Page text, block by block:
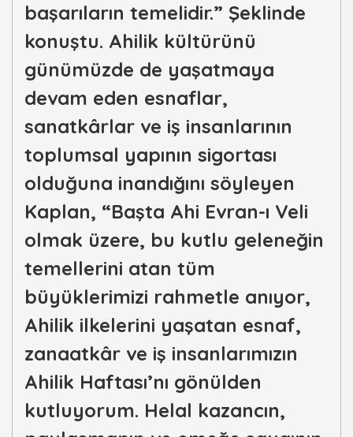
başarıların temelidir.” Şeklinde
konuştu. Ahilik kültürünü
günümüzde de yaşatmaya
devam eden esnaflar,
sanatkârlar ve iş insanlarının
toplumsal yapının sigortası
olduğuna inandığını söyleyen
Kaplan, “Başta Ahi Evran-ı Veli
olmak üzere, bu kutlu geleneğin
temellerini atan tüm
büyüklerimizi rahmetle anıyor,
Ahilik ilkelerini yaşatan esnaf,
zanaatkâr ve iş insanlarımızın
Ahilik Haftası’nı gönülden
kutluyorum. Helal kazancın,